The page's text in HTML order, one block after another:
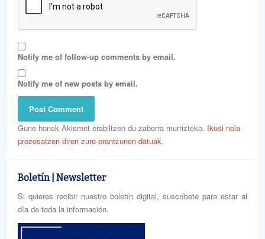
Notify me of follow-up comments by email.
Notify me of new posts by email.
Gune honek Akismet erabiltzen du zaborra murrizteko. Ikusi nola
prozesatzen diren zure erantzunen datuak.
Boletín | Newsletter
Si quieres recibir nuestro boletín digital, suscríbete para estar al
día de toda la información.